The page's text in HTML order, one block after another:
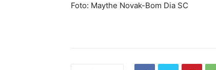
Foto: Maythe Novak-Bom Dia SC